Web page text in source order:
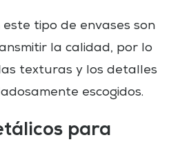
este tipo de envases son
la calidad, por lo
texturas y los detalles
escogidos.
para